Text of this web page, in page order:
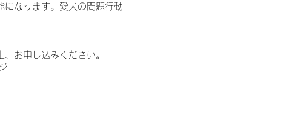
になります。愛犬の問題行動
お申し込みください。